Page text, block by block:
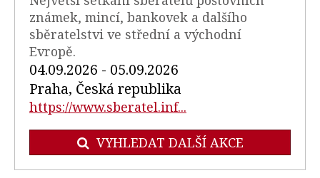
známek, mincí, bankovek a dalšího
sběratelstvi ve střední a východní
Evropě.
04.09.2026 - 05.09.2026
Praha, Česká republika
https://www.sberatel.inf...
VYHLEDAT DALŠÍ AKCE